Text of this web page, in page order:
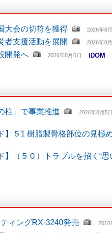
大会の切符を獲得 2026年8
者支援活動を展開 2026年8
開発へ 2026年8月6日
IDOM
柱」で事業推進 2026年8月5日
】５1 樹脂製骨格部位の見極
】（５０）トラブルを招く“思
ィングRX-3240発売 2016